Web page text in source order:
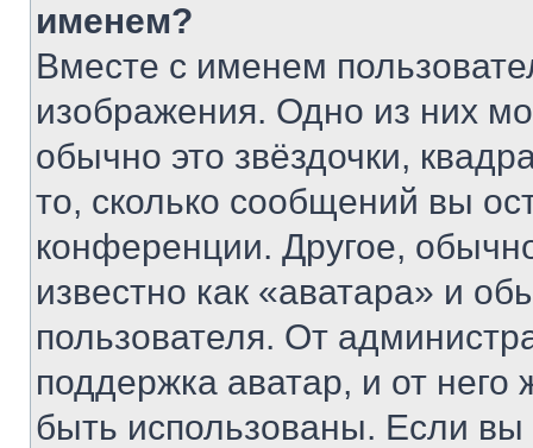
именем?
Вместе с именем
изображения. Одно из них
обычно это звёздочки,
то, сколько сообщений вы
конференции. Другое,
известно как «аватара» и
пользователя. От
поддержка аватар, и от него
быть использованы. Если